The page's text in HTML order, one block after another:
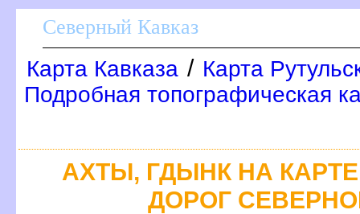
Северный Кавказ
Карта Кавказа / Карта
Подробная топографическая
АХТЫ, ГДЫНК НА
ДОРОГ